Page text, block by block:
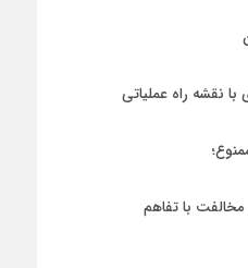
نقشه راه عملیاتی
با تفاهم